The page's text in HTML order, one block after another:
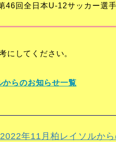
46回全日本U-12サッカー選
にしてください。
らのお知らせ一覧
2022年11月柏レイソルか